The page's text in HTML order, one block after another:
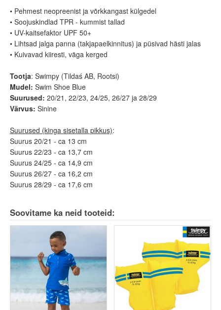
• Pehmest neopreenist ja võrkkangast külgedel
• Soojuskindlad TPR - kummist tallad
• UV-kaitsefaktor UPF 50+
• Lihtsad jalga panna (takjapaelkinnitus) ja püsivad hästi jalas
• Kuivavad kiiresti, väga kerged
Tootja: Swimpy (Tildaś AB, Rootsi)
Mudel: Swim Shoe Blue
Suurused: 20/21, 22/23, 24/25, 26/27 ja 28/29
Värvus: Sinine
Suurused (kinga sisetalla pikkus):
Suurus 20/21 - ca 13 cm
Suurus 22/23 - ca 13,7 cm
Suurus 24/25 - ca 14,9 cm
Suurus 26/27 - ca 16,2 cm
Suurus 28/29 - ca 17,6 cm
Soovitame ka neid tooteid: